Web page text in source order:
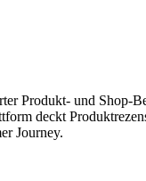
Produkt- und Shop-
deckt
Journey.